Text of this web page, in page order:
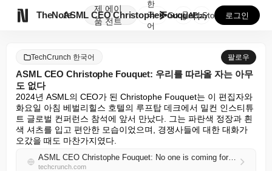
TheNote
제
품
에이
전트
ASML CEO Christophe Fouquet: 우...
한
국
어
GooglePlay
AppStore 로그인
TechCrunch 한국어 팔로우
ASML CEO Christophe Fouquet: 우리를 따라올 자는 아무
도 없다
2024년 ASML의 CEO가 된 Christophe Fouquet는 이 편집자와
화요일 아침 베벌리힐스 호텔의 루프탑 데크에서 밀컨 인스티튜
트 글로벌 컨퍼런스 참석에 앞서 만났다. 그는 파란색 정장과 흰
색 셔츠를 입고 편안한 모습이었으며, 경쟁사들에 대한 대화가
오갔을 때도 마찬가지였다.
ASML CEO Christophe Fouquet: No one is coming for us
techcrunch.com